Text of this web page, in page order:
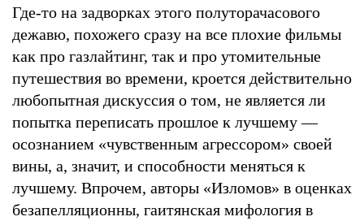
Где-то на задворках этого полуторачасового
дежавю, похожего сразу на все плохие фильмы
как про газлайтинг, так и про утомительные
путешествия во времени, кроется действительно
любопытная дискуссия о том, не является ли
попытка переписать прошлое к лучшему —
осознанием «чувственным агрессором» своей
вины, а, значит, и способности меняться к
лучшему. Впрочем, авторы «Изломов» в оценках
безапелляционны, гаитянская мифология в